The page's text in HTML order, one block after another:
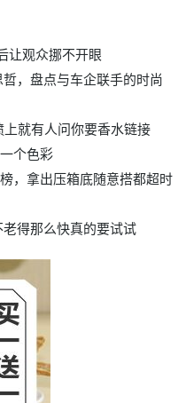
让观众挪不开眼
，盘点与车企联手的时尚
就有人问你要香水链接
个色彩
，拿出压箱底随意搭都超时
得那么快真的要试试